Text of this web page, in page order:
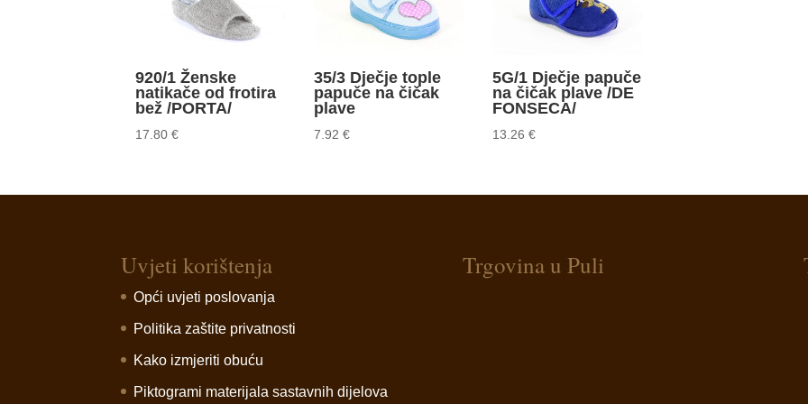
920/1 Ženske
natikače od frotira
bež /PORTA/
17.80€
35/3 Dječje tople
papuče na čičak
plave
7.92€
5G/1 Dječje papuče
na čičak plave /DE
FONSECA/
13.26€
Uvjeti korištenja
Opći uvjeti poslovanja
Politika zaštite privatnosti
Kako izmjeriti obuću
Piktogrami materijala sastavnih dijelova
Trgovina u Puli